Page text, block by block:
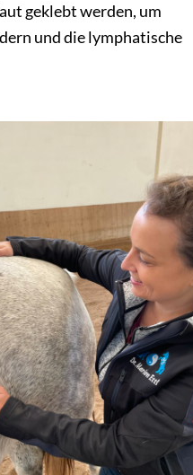
geklebt werden, um
und die lymphatische